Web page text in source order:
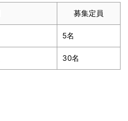
募集定員
5名
30名